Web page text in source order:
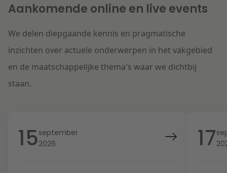
Aankomende online en live events
We delen diepgaande kennis en pragmatische
inzichten over actuele onderwerpen in het vakgebied
en de maatschappelijke thema's waar we dichtbij
staan.
15september
2026
17